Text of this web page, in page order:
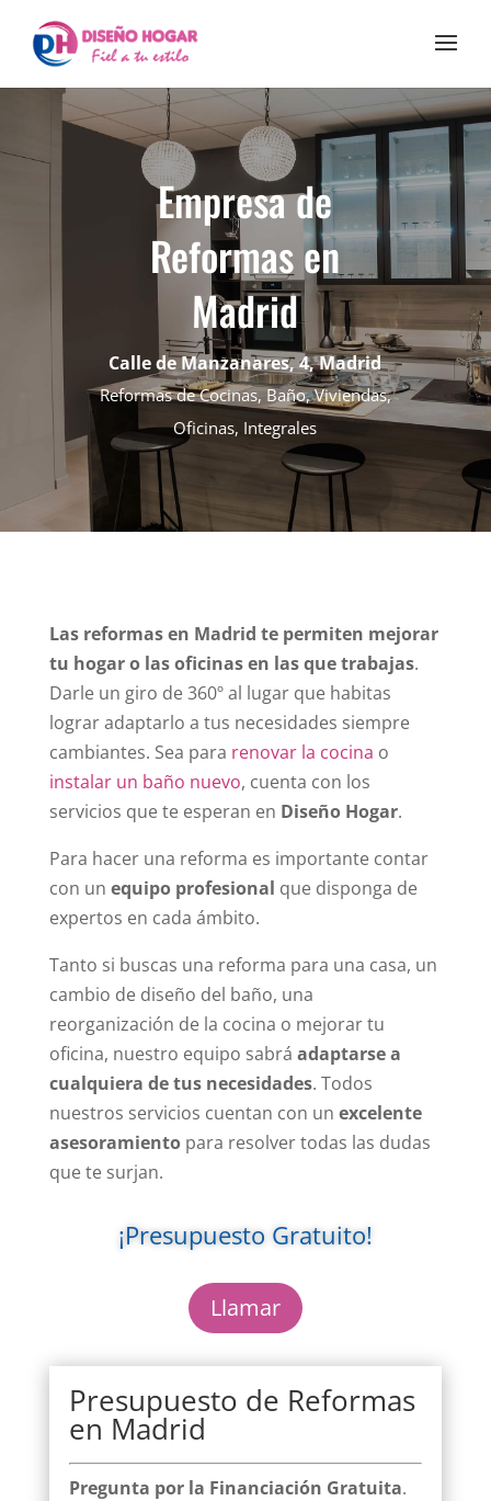
Empresa de
Reformas en
Madrid
Calle de Manzanares, 4, Madrid
Reformas de Cocinas, Baño, Viviendas,
Oficinas, Integrales
Las reformas en Madrid te permiten mejorar
tu hogar o las oficinas en las que trabajas.
Darle un giro de 360º al lugar que habitas
lograr adaptarlo a tus necesidades siempre
cambiantes. Sea para renovar la cocina o
instalar un baño nuevo, cuenta con los
servicios que te esperan en Diseño Hogar.
Para hacer una reforma es importante contar
con un equipo profesional que disponga de
expertos en cada ámbito.
Tanto si buscas una reforma para una casa, un
cambio de diseño del baño, una
reorganización de la cocina o mejorar tu
oficina, nuestro equipo sabrá adaptarse a
cualquiera de tus necesidades. Todos
nuestros servicios cuentan con un excelente
asesoramientopara resolver todas las dudas
que te surjan.
¡Presupuesto Gratuito!
Llamar
Presupuesto de Reformas
en Madrid
Pregunta por la Financiación Gratuita.